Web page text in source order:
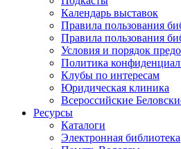
Календарь выставок
Правила пользования
Правила пользования
Условия и порядок
Политика
Клубы по интересам
Юридическая клиника
Всероссийские
Ресурсы
Каталоги
Электронная библиотека